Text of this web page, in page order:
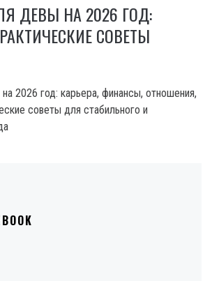
ДЕВЫ НА 2026 ГОД:
СОВЕТЫ
2026 год: карьера, финансы, отношения,
советы для стабильного и